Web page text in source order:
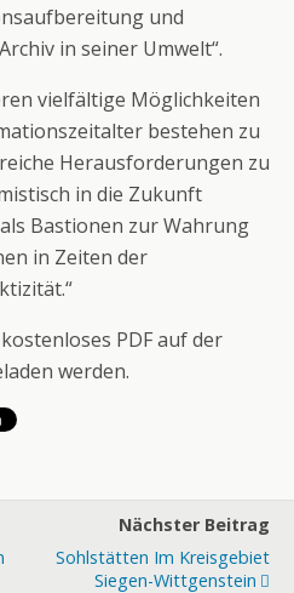
und
in seiner Umwelt“.
vielfältige Möglichkeiten
bestehen zu
Herausforderungen zu
in die Zukunft
Bastionen zur Wahrung
in Zeiten der
PDF auf der
werden.
Nächster Beitrag
Sohlstätten Im Kreisgebiet
Siegen-Wittgenstein